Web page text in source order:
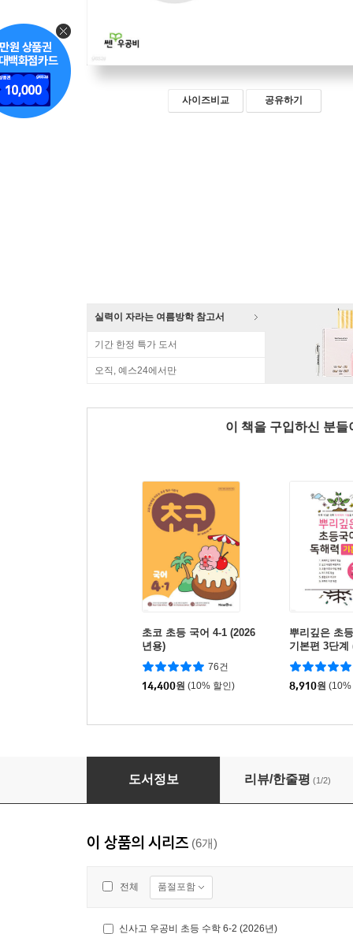
사이즈비교 공유하기
실력이 자라는 여름방학 참고서
기간 한정 특가 도서
오직, 예스24에서만
이 책을 구입하신 분
초코 초등 국어 4-1 (2026
년용)
76건
14,400원 (10% 할인)
뿌리깊은 초
기본편 3단계
년)
8,910원 (10%
신사고 우공비 초등 수학 5-2 (2026년)
도서정보 리뷰/한줄평 (1/2)
이 상품의 시리즈 (6개)
전체 품절포함
신사고 우공비 초등 수학 6-2 (2026년)